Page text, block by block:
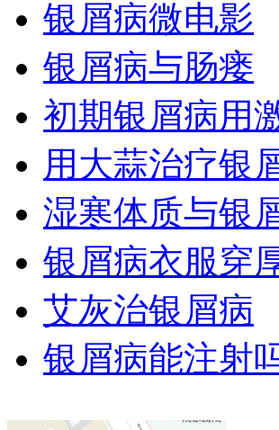
银屑病微电影
银屑病与肠瘘
初期银屑病用
用大蒜治疗银
湿寒体质与银
银屑病衣服穿
艾灰治银屑病
银屑病能注射